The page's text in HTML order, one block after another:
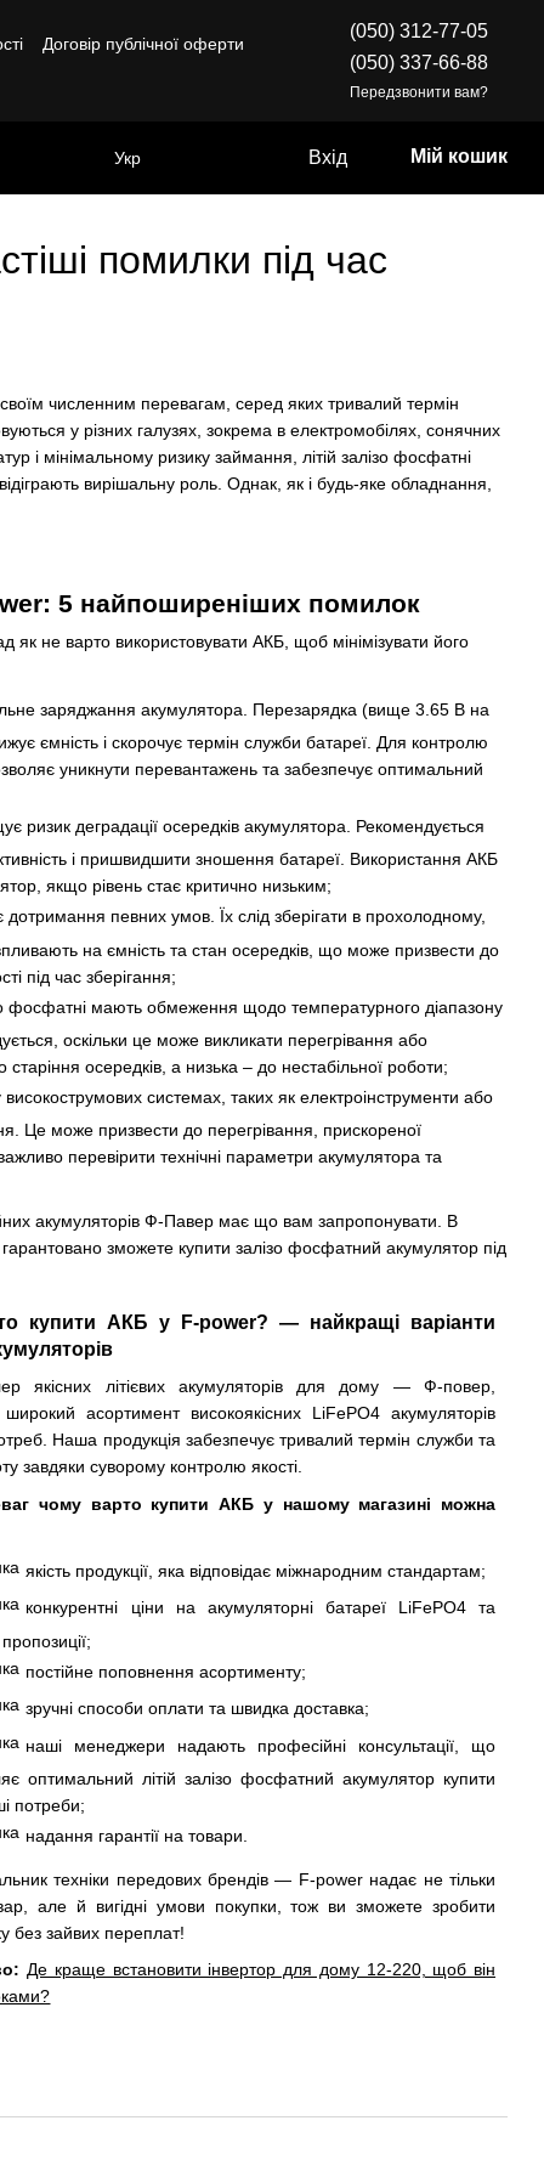
Договір публічної оферти
(050) 312-77-05
(050) 337-66-88
Передзвонити вам?
Укр Вхід Мій кошик
помилки під час
численним перевагам, серед яких тривалий термін
у різних галузях, зокрема в електромобілях, сонячних
і мінімальному ризику займання, літій залізо фосфатні
вирішальну роль. Однак, як і будь-яке обладнання,
5 найпоширеніших помилок
не варто використовувати АКБ, щоб мінімізувати його
заряджання акумулятора. Перезарядка (вище 3.65 В на
ємність і скорочує термін служби батареї. Для контролю
уникнути перевантажень та забезпечує оптимальний
деградації осередків акумулятора. Рекомендується
і пришвидшити зношення батареї. Використання АКБ
якщо рівень стає критично низьким;
певних умов. Їх слід зберігати в прохолодному,
на ємність та стан осередків, що може призвести до
під час зберігання;
фосфатні мають обмеження щодо температурного діапазону
оскільки це може викликати перегрівання або
осередків, а низька – до нестабільної роботи;
системах, таких як електроінструменти або
Це може призвести до перегрівання, прискореної
перевірити технічні параметри акумулятора та
акумуляторів Ф-Павер має що вам запропонувати. В
гарантовано зможете купити залізо фосфатний акумулятор під
купити АКБ у F-power? — найкращі варіанти
якісних літієвих акумуляторів для дому — Ф-повер,
асортимент високоякісних LiFePO4 акумуляторів
Наша продукція забезпечує тривалий термін служби та
завдяки суворому контролю якості.
чому варто купити АКБ у нашому магазині можна
якість продукції, яка відповідає міжнародним стандартам;
конкурентні ціни на акумуляторні батареї LiFePO4 та
пропозиції;
постійне поповнення асортименту;
зручні способи оплати та швидка доставка;
наші менеджери надають професійні консультації, що
оптимальний літій залізо фосфатний акумулятор купити
потреби;
надання гарантії на товари.
техніки передових брендів — F-power надає не тільки
але й вигідні умови покупки, тож ви зможете зробити
без зайвих переплат!
Де краще встановити інвертор для дому 12-220, щоб він